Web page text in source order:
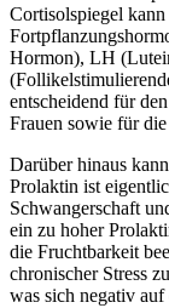
Cortisolspiegel
Hormon), LH
entscheidend für
Frauen sowie für
Darüber hinaus
Prolaktin ist
Schwangerschaft
ein zu hoher
die Fruchtbarkeit
chronischer Stress
was sich negativ